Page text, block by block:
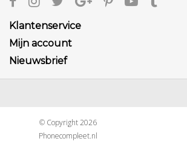
Klantenservice
Mijn account
Nieuwsbrief
© Copyright 2026
Phonecompleet.nl